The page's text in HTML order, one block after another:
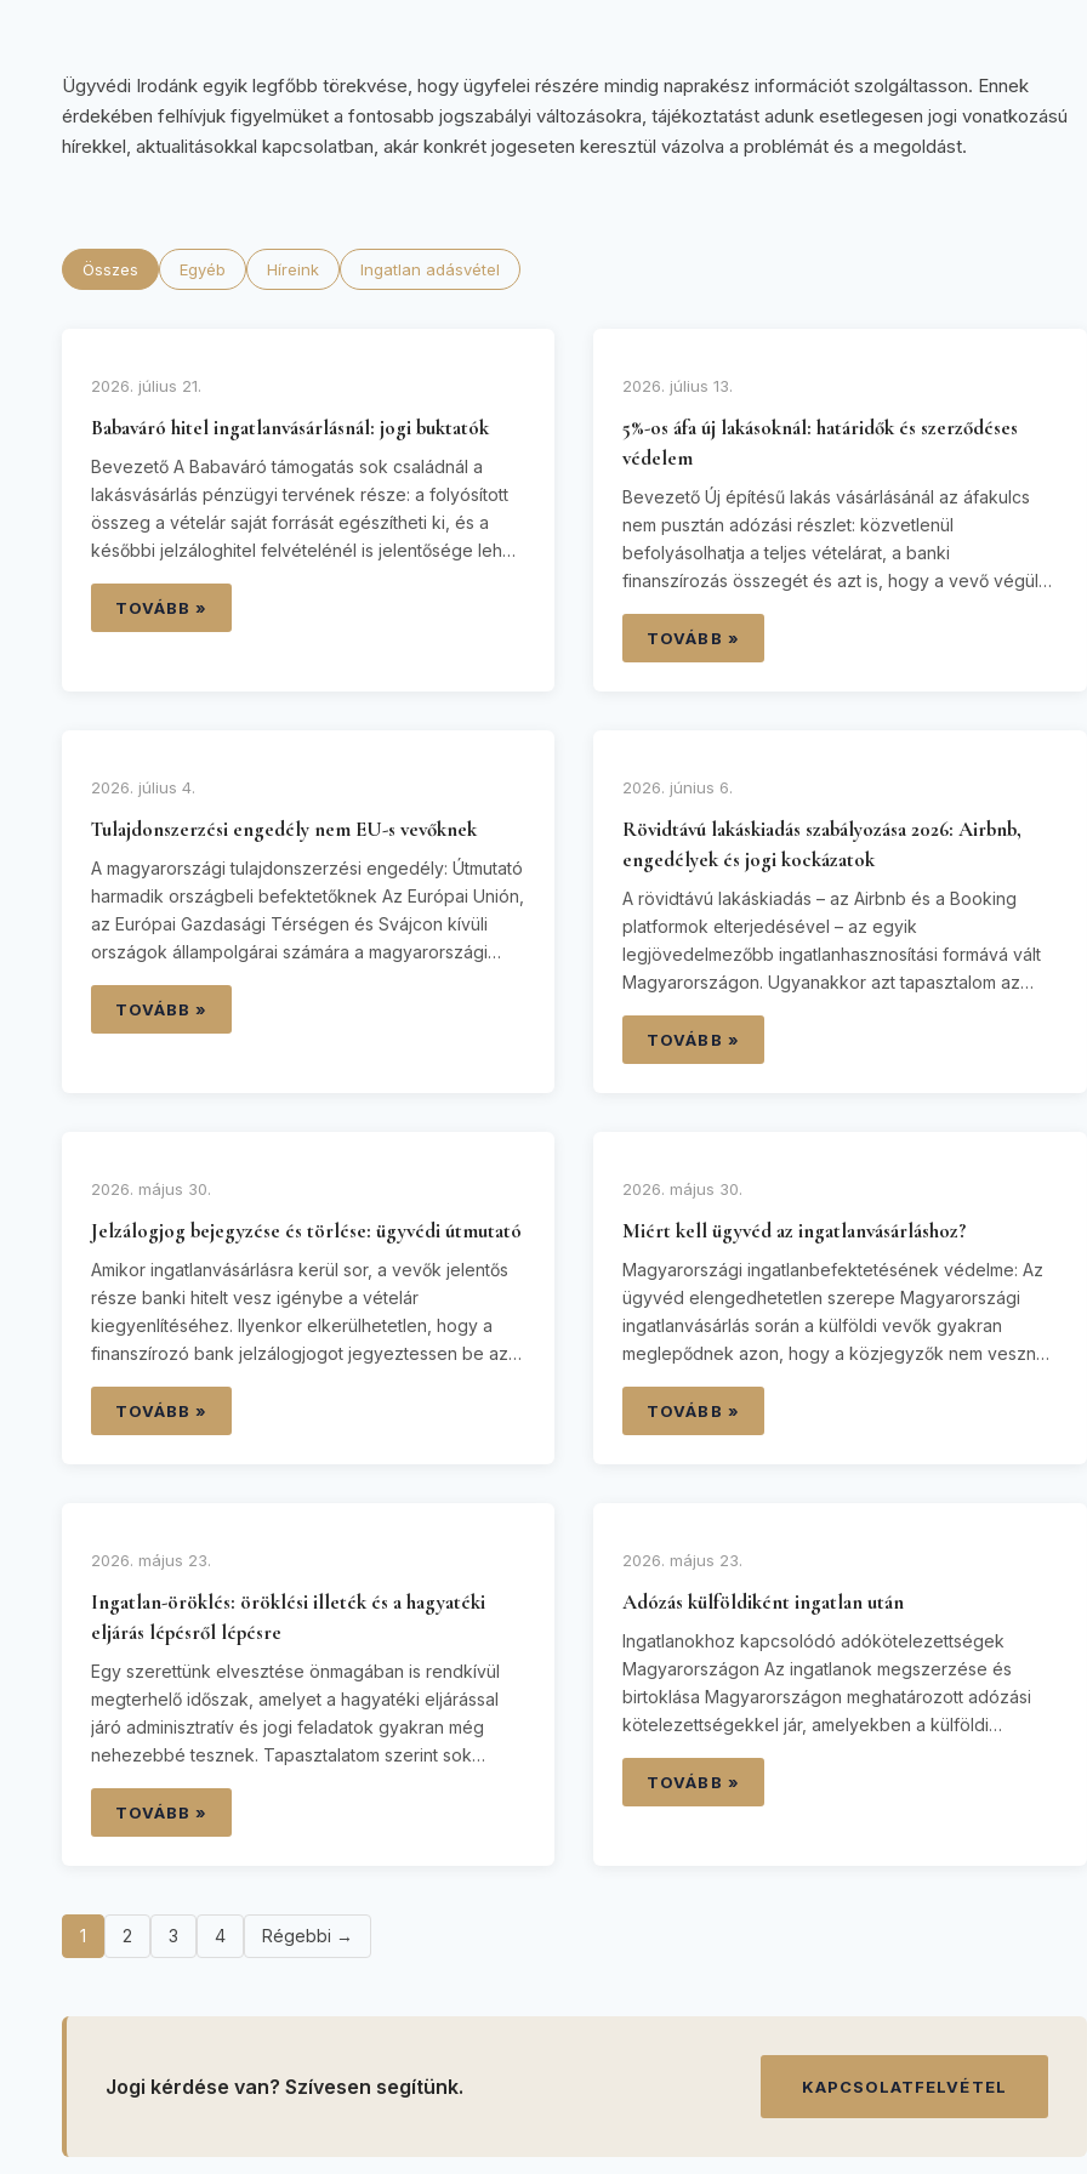
Ügyvédi Irodánk egyik legfőbb törekvése, hogy ügyfelei részére mindig naprakész információt szolgáltasson. Ennek
érdekében felhívjuk figyelmüket a fontosabb jogszabályi változásokra, tájékoztatást adunk esetlegesen jogi vonatkozású
hírekkel, aktualitásokkal kapcsolatban, akár konkrét jogeseten keresztül vázolva a problémát és a megoldást.
Összes Egyéb Híreink Ingatlan adásvétel
2026. július 21.
Babaváró hitel ingatlanvásárlásnál: jogi buktatók
Bevezető A Babaváró támogatás sok családnál a
lakásvásárlás pénzügyi tervének része: a folyósított
összeg a vételár saját forrását egészítheti ki, és a
későbbi jelzáloghitel felvételénél is jelentősége lehet.
attól függ, hogy a vevő milyen hitelből fizet, hanem
attól, hogy az adásvételi szerződés pontosan
TOVÁBB »
2026. július 13.
5%-os áfa új lakásoknál: határidők és szerződéses
védelem
Bevezető Új építésű lakás vásárlásánál az áfakulcs
nem pusztán adózási részlet: közvetlenül
befolyásolhatja a teljes vételárat, a banki
finanszírozás összegét és azt is, hogy a vevő végül
kötelezettségeit. A kedvezményes, 5%-os áfa
szabálya sok esetben alkalmazható, de nem minden
TOVÁBB »
2026. július 4.
Tulajdonszerzési engedély nem EU-s vevőknek
A magyarországi tulajdonszerzési engedély: Útmutató
harmadik országbeli befektetőknek Az Európai Unión,
az Európai Gazdasági Térségen és Svájcon kívüli
országok állampolgárai számára a magyarországi
jár. A magyar jogszabályok értelmében a harmadik
országbeli állampolgároknak hivatalos
TOVÁBB »
2026. június 6.
Rövidtávú lakáskiadás szabályozása 2026: Airbnb,
engedélyek és jogi kockázatok
A rövidtávú lakáskiadás – az Airbnb és a Booking
platformok elterjedésével – az egyik
legjövedelmezőbb ingatlanhasznosítási formává vált
Magyarországon. Ugyanakkor azt tapasztalom az
olyan mértékben szigorodott, hogy megfelelő jogi
felkészülés nélkül a tulajdonosok szinte azonnal
TOVÁBB »
2026. május 30.
Jelzálogjog bejegyzése és törlése: ügyvédi útmutató
Amikor ingatlanvásárlásra kerül sor, a vevők jelentős
része banki hitelt vesz igénybe a vételár
kiegyenlítéséhez. Ilyenkor elkerülhetetlen, hogy a
finanszírozó bank jelzálogjogot jegyeztessen be az
sikeresen visszafizetjük, kiemelt figyelmet kell
fordítani arra, hogy ez a teher valóban és
TOVÁBB »
2026. május 30.
Miért kell ügyvéd az ingatlanvásárláshoz?
Magyarországi ingatlanbefektetésének védelme: Az
ügyvéd elengedhetetlen szerepe Magyarországi
ingatlanvásárlás során a külföldi vevők gyakran
meglepődnek azon, hogy a közjegyzők nem vesznek
mint néhány más európai jogrendszerben. A magyar
jog szigorú szabályokat állapít meg: minden ingatlan
TOVÁBB »
2026. május 23.
Ingatlan-öröklés: öröklési illeték és a hagyatéki
eljárás lépésről lépésre
Egy szerettünk elvesztése önmagában is rendkívül
megterhelő időszak, amelyet a hagyatéki eljárással
járó adminisztratív és jogi feladatok gyakran még
nehezebbé tesznek. Tapasztalatom szerint sok
ismeri a határidőket, és aggódik a fizetendő öröklési
illeték mértéke miatt. Ügyvédként célom, hogy ebben
TOVÁBB »
2026. május 23.
Adózás külföldiként ingatlan után
Ingatlanokhoz kapcsolódó adókötelezettségek
Magyarországon Az ingatlanok megszerzése és
birtoklása Magyarországon meghatározott adózási
kötelezettségekkel jár, amelyekben a külföldi
vagyonszerzési illetéktől kezdve az éves helyi
adókon át a bérbeadásból származó bevételekig
TOVÁBB »
1 2 3 4 Régebbi →
Jogi kérdése van? Szívesen segítünk. KAPCSOLATFELVÉTEL